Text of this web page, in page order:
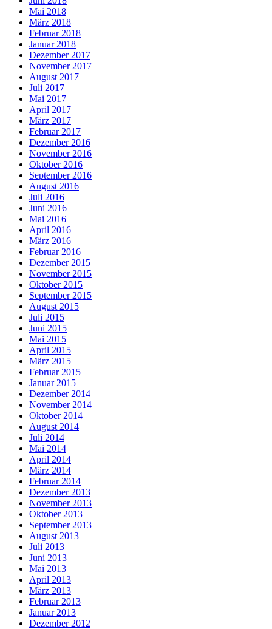
Mai 2018
März 2018
Februar 2018
Januar 2018
Dezember 2017
November 2017
August 2017
Juli 2017
Mai 2017
April 2017
März 2017
Februar 2017
Dezember 2016
November 2016
Oktober 2016
September 2016
August 2016
Juli 2016
Juni 2016
Mai 2016
April 2016
März 2016
Februar 2016
Dezember 2015
November 2015
Oktober 2015
September 2015
August 2015
Juli 2015
Juni 2015
Mai 2015
April 2015
März 2015
Februar 2015
Januar 2015
Dezember 2014
November 2014
Oktober 2014
August 2014
Juli 2014
Mai 2014
April 2014
März 2014
Februar 2014
Dezember 2013
November 2013
Oktober 2013
September 2013
August 2013
Juli 2013
Juni 2013
Mai 2013
April 2013
März 2013
Februar 2013
Januar 2013
Dezember 2012